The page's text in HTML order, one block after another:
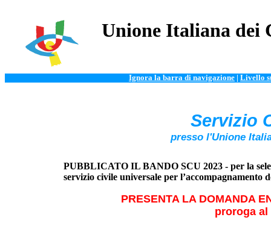
Unione Italiana dei
Ignora la barra di navigazione Livello
Servizio
presso l'Unione
PUBBLICATO IL BANDO SCU 2023 - per la
servizio civile universale per l’accompagnamento
PRESENTA LA DOMANDA
proroga al